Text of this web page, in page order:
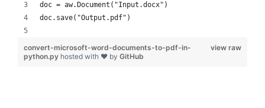
doc = aw.Document("Input.docx")
doc.save("Output.pdf")
view raw
convert-microsoft-word-documents-to-pdf-in-
python.py hosted with ❤ by GitHub